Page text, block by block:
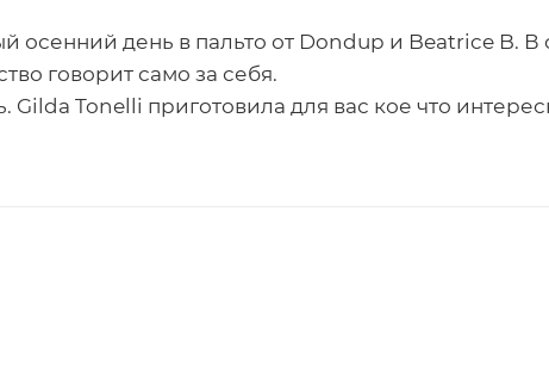
осенний день в пальто от Dondup и Beatrice B. В
говорит само за себя.
Gilda Tonelli приготовила для вас кое что